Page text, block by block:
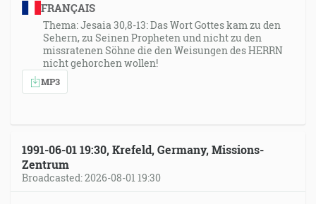
FRANÇAIS
Thema: Jesaia 30,8-13: Das Wort Gottes kam zu den
Sehern, zu Seinen Propheten und nicht zu den
missratenen Söhne die den Weisungen des HERRN
nicht gehorchen wollen!
MP3
1991-06-01 19:30, Krefeld, Germany, Missions-
Zentrum
Broadcasted: 2026-08-01 19:30